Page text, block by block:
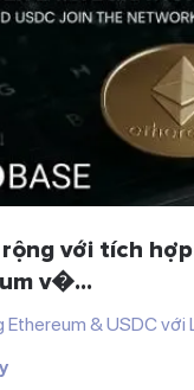
với tích
v�...
Ethereum & USDC